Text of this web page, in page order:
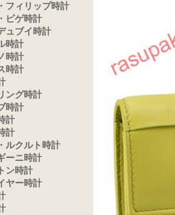
フィリップ時計
ピゲ時計
ュブイ時計
時計
時計
時計
ング時計
時計
計
計
ルクルト時計
ーニ時計
ン時計
ヤー時計